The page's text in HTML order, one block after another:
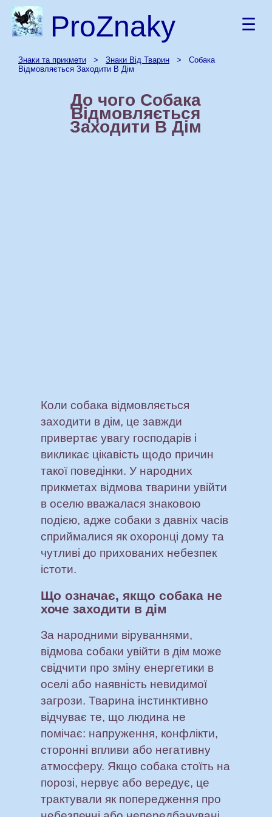
ProZnaky ☰
Знаки та прикмети > Знаки Від Тварин > Собака
Відмовляється Заходити В Дім
До чого Собака
Відмовляється
Заходити В Дім
Коли собака відмовляється
заходити в дім, це завжди
привертає увагу господарів і
викликає цікавість щодо причин
такої поведінки. У народних
прикметах відмова тварини увійти
в оселю вважалася знаковою
подією, адже собаки з давніх часів
сприймалися як охоронці дому та
чутливі до прихованих небезпек
істоти.
Що означає, якщо собака не
хоче заходити в дім
За народними віруваннями,
відмова собаки увійти в дім може
свідчити про зміну енергетики в
оселі або наявність невидимої
загрози. Тварина інстинктивно
відчуває те, що людина не
помічає: напруження, конфлікти,
сторонні впливи або негативну
атмосферу. Якщо собака стоїть на
порозі, нервує або вередує, це
трактували як попередження про